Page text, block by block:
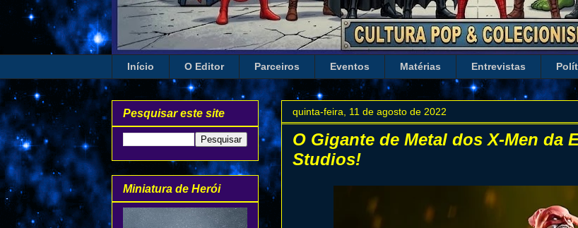
Início O Editor Parceiros Eventos Matérias Entrevistas
quinta-feira, 11 de agosto de 2022
O Gigante de Metal dos X-Men da
Studios!
Pesquisar este site
Miniatura de Herói